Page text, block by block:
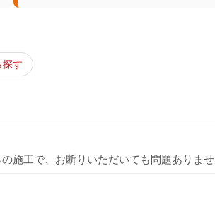
探す
施工で、お断りいただいても問題ありませ